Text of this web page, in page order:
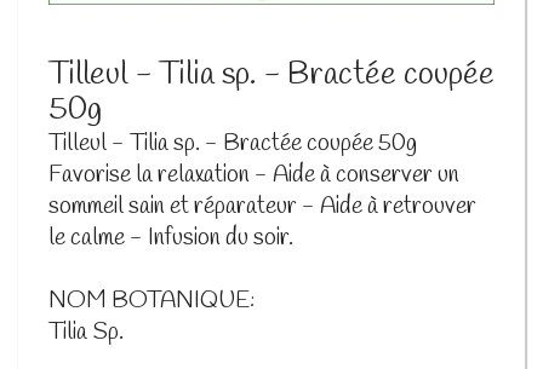
Tilleul - Tilia sp. - Bractée coupée
50g
Tilleul - Tilia sp. - Bractée coupée 50g
Favorise la relaxation - Aide à conserver un
sommeil sain et réparateur - Aide à retrouver
le calme - Infusion du soir.
NOM BOTANIQUE:
Tilia Sp.